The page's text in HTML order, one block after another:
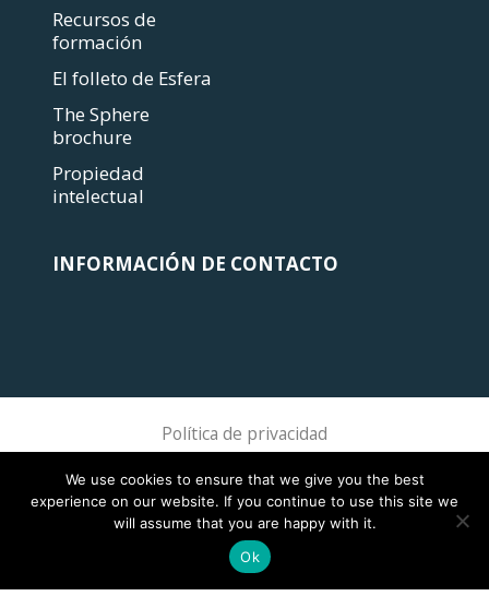
Recursos de
formación
El folleto de Esfera
The Sphere
brochure
Propiedad
intelectual
INFORMACIÓN DE CONTACTO
Política de privacidad
We use cookies to ensure that we give you the best
experience on our website. If you continue to use this site we
will assume that you are happy with it.
Ok